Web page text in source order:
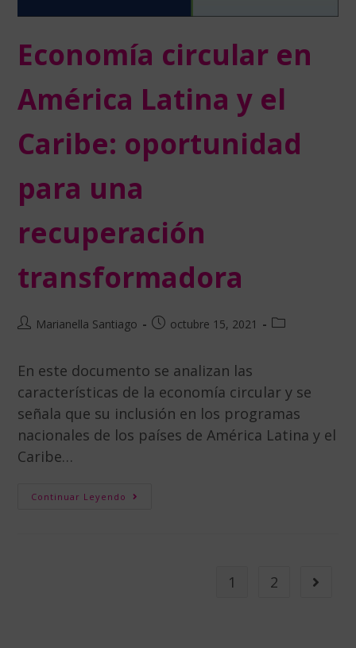
Economía circular en
América Latina y el
Caribe: oportunidad
para una
recuperación
transformadora
Marianella Santiago octubre 15, 2021
En este documento se analizan las
características de la economía circular y se
señala que su inclusión en los programas
nacionales de los países de América Latina y el
Caribe…
Continuar Leyendo
1 2